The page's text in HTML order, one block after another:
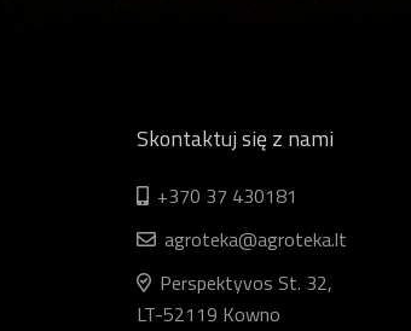
Skontaktuj się z nami
+370 37 430181
agroteka@agroteka.lt
Perspektyvos St. 32,
LT-52119 Kowno